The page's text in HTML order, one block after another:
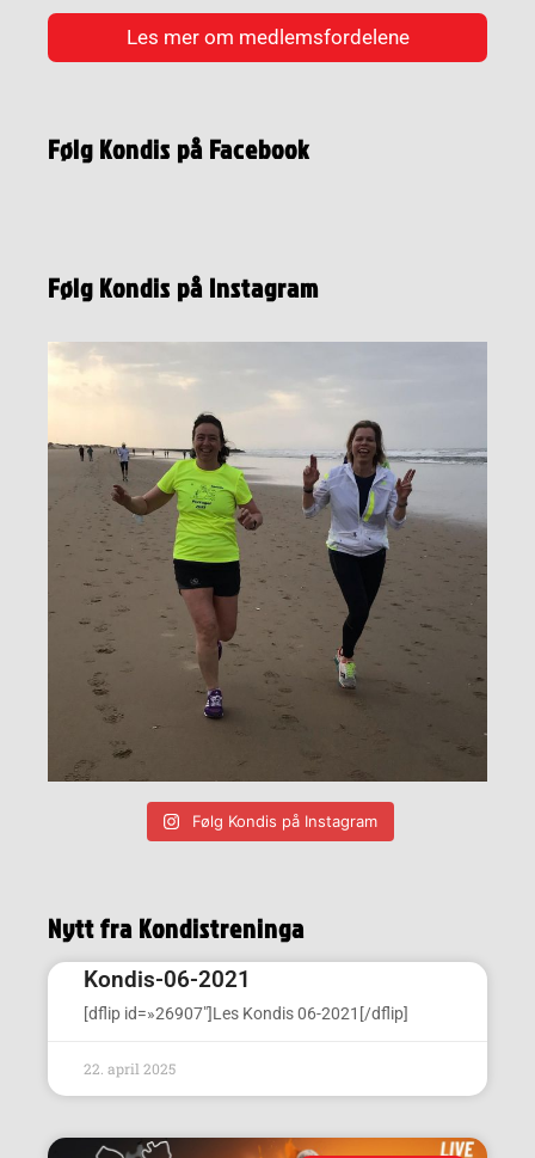
Les mer om medlemsfordelene
Følg Kondis på Facebook
Følg Kondis på Instagram
Følg Kondis på Instagram
Nytt fra Kondistreninga
Kondis-06-2021
[dflip id=»26907″]Les Kondis 06-2021[/dflip]
22. april 2025